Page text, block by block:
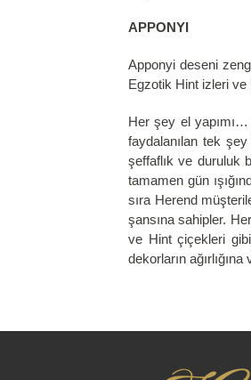
APPONYI
Apponyi deseni
Egzotik Hint izleri ve
Her şey el yapımı…
faydalanılan tek
şeffaflık ve duruluk
tamamen gün
sıra Herend
şansına sahipler.
ve Hint çiçekleri
dekorların